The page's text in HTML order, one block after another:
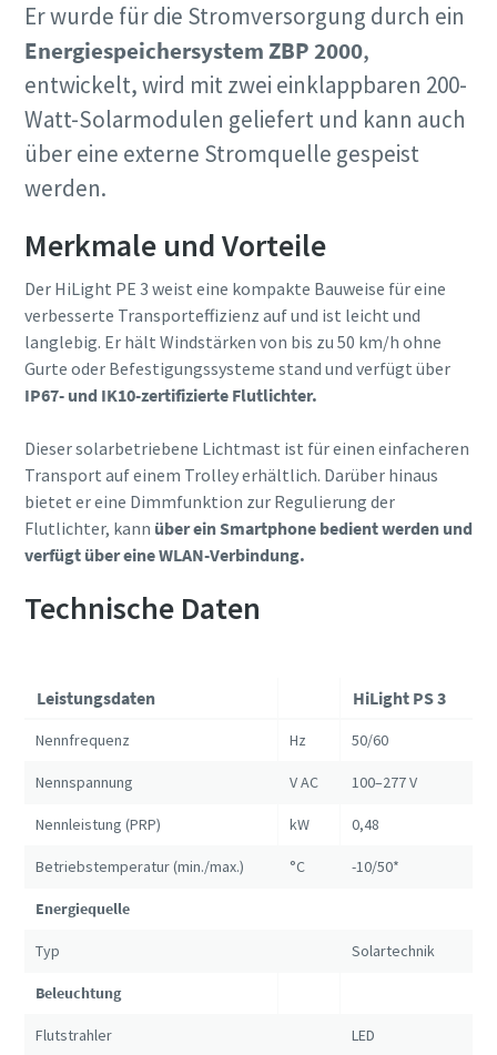
Er wurde für die Stromversorgung durch ein
Energiespeichersystem ZBP 2000,
entwickelt, wird mit zwei einklappbaren 200-
Watt-Solarmodulen geliefert und kann auch
über eine externe Stromquelle gespeist
werden.
Merkmale und Vorteile
Der HiLight PE 3 weist eine kompakte Bauweise für eine
verbesserte Transporteffizienz auf und ist leicht und
langlebig. Er hält Windstärken von bis zu 50 km/h ohne
Gurte oder Befestigungssysteme stand und verfügt über
IP67- und IK10-zertifizierte Flutlichter.
Dieser solarbetriebene Lichtmast ist für einen einfacheren
Transport auf einem Trolley erhältlich. Darüber hinaus
bietet er eine Dimmfunktion zur Regulierung der
Flutlichter, kann über ein Smartphone bedient werden und
verfügt über eine WLAN-Verbindung.
Technische Daten
Leistungsdaten HiLight PS 3
Nennfrequenz Hz 50/60
Nennspannung V AC 100–277 V
Nennleistung (PRP) kW 0,48
Betriebstemperatur (min./max.) °C -10/50*
Energiequelle
Typ Solartechnik
Beleuchtung
Flutstrahler LED